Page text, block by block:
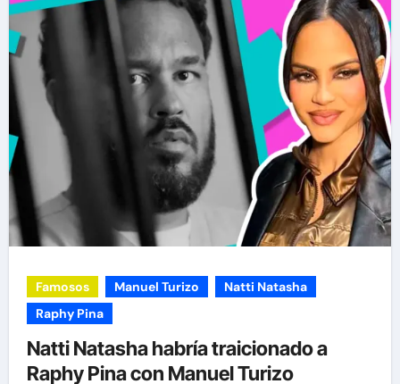
Famosos Manuel Turizo
Natti Natasha
Raphy Pina
Natti Natasha habría traicionado a
Raphy Pina con Manuel Turizo